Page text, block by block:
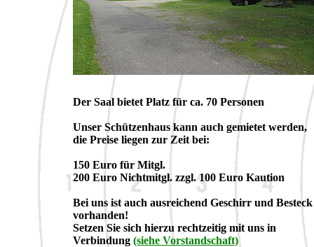
Der Saal bietet Platz für ca. 70 Personen
Unser Schützenhaus kann auch gemietet werden,
die Preise liegen zur Zeit bei:
150 Euro für Mitgl.
200 Euro Nichtmitgl. zzgl. 100 Euro Kaution
Bei uns ist auch ausreichend Geschirr und Besteck
vorhanden!
Setzen Sie sich hierzu rechtzeitig mit uns in
Verbindung (siehe Vorstandschaft)